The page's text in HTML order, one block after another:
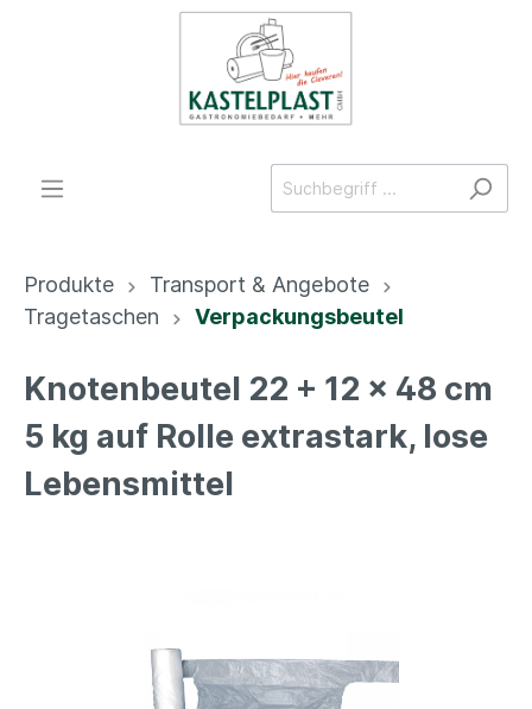
Produkte
Transport & Angebote
Tragetaschen
Verpackungsbeutel
Knotenbeutel 22 + 12 x 48 cm
5 kg auf Rolle extrastark, lose
Lebensmittel